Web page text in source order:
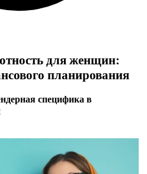
для женщин:
планирования
специфика в